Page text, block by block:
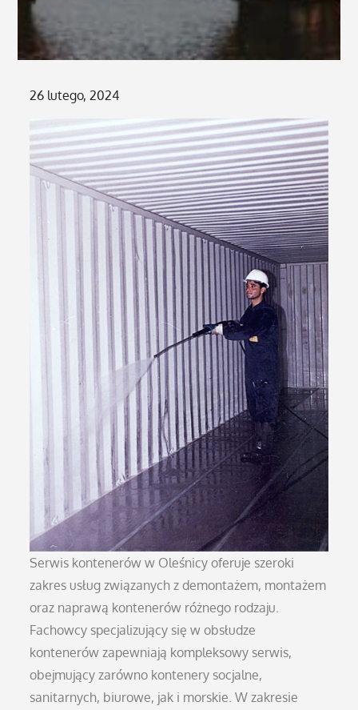
Posted
26 lutego, 2024
Serwis kontenerów w Oleśnicy oferuje szeroki
zakres usług związanych z demontażem, montażem
oraz naprawą kontenerów różnego rodzaju.
Fachowcy specjalizujący się w obsłudze
kontenerów zapewniają kompleksowy serwis,
obejmujący zarówno kontenery socjalne,
sanitarnych, biurowe, jak i morskie. W zakresie